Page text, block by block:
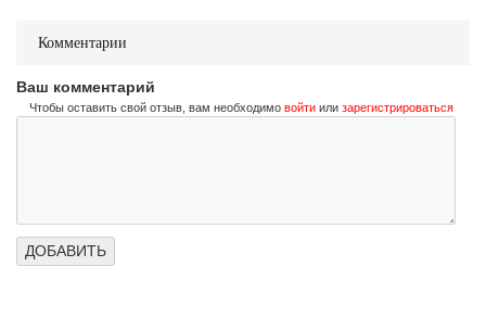
Комментарии
Ваш комментарий
Чтобы оставить свой отзыв, вам необходимо войти или зарегистрироваться